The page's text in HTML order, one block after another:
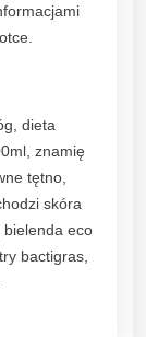
dieta
znamię
tętno,
skóra
bielenda eco
bactigras,